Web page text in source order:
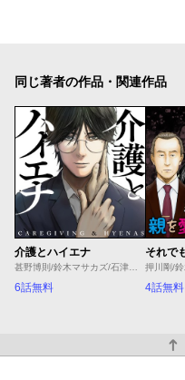
同じ著者の作品・関連作品
介護とハイエナ
6話無料 4話無料